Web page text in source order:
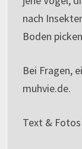
nach
Boden
Bei Fragen,
muhvie.de.
Text &